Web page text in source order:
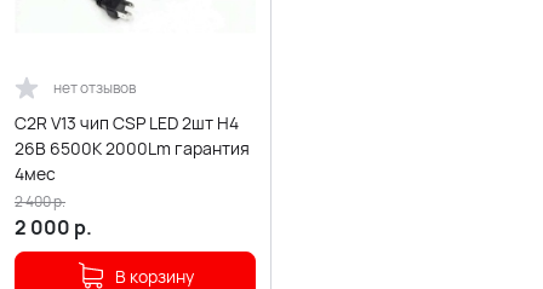
нет отзывов
C2R V13 чип CSP LED 2шт H4
26В 6500К 2000Lm гарантия
4мес
2 000 р.
2 400р.
В корзину